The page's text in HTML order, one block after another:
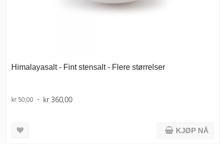
Himalayasalt - Fint stensalt - Flere størrelser
kr 50,00 kr 360,00
KJØP NÅ